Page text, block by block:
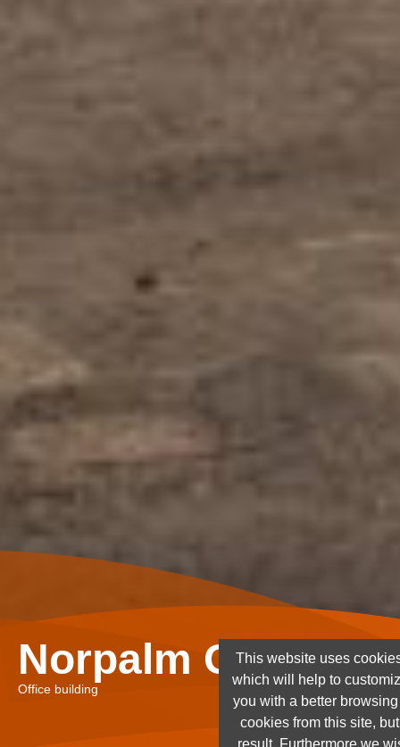
Norpalm Ghana
Office building
This website uses
which will help to
you with a better
cookies from this site,
result. Furthermore we